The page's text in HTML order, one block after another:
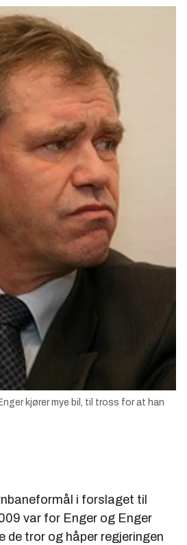
kjører mye bil, til tross for at han
i forslaget til
var for Enger og Enger
de tror og håper regjeringen